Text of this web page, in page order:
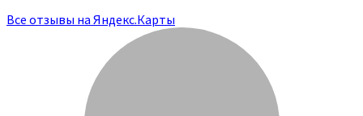
Все отзывы на Яндекс.Карты